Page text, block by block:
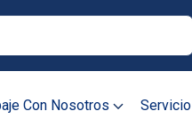
Con Nosotros